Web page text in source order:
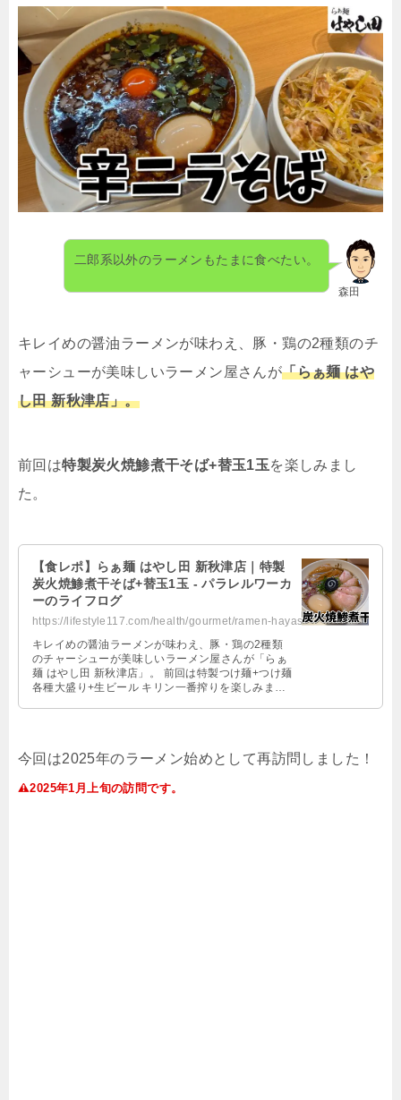
森田
二郎系以外のラーメンもたまに食べたい。
キレイめの醤油ラーメンが味わえ、豚・鶏の2種類のチ
ャーシューが美味しいラーメン屋さんが「らぁ麺 はや
し田 新秋津店」。
前回は特製炭火焼鯵煮干そば+替玉1玉を楽しみまし
た。
【食レポ】らぁ麺 はやし田 新秋津店｜特製
炭火焼鯵煮干そば+替玉1玉 - パラレルワーカ
ーのライフログ
https://lifestyle117.com/health/gourmet/ramen-hayashida-tokusei-niboshisoba/
キレイめの醤油ラーメンが味わえ、豚・鶏の2種類
のチャーシューが美味しいラーメン屋さんが「らぁ
麺 はやし田 新秋津店」。 前回は特製つけ麺+つけ麺
各種大盛り+生ビール キリン一番搾りを楽しみまし
今回は2025年のラーメン始めとして再訪問しました！
2025年1月上旬の訪問です。